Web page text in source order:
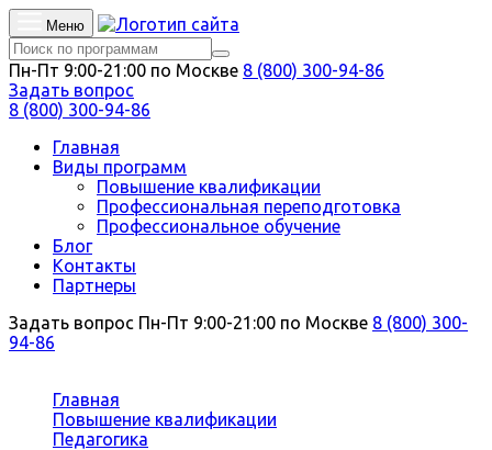
Меню
Пн-Пт 9:00-21:00 по Москве 8 (800) 300-94-86
Задать вопрос
8 (800) 300-94-86
Главная
Виды программ
Повышение квалификации
Профессиональная переподготовка
Профессиональное обучение
Блог
Контакты
Партнеры
Задать вопрос Пн-Пт 9:00-21:00 по Москве 8 (800) 300-
94-86
Главная
Повышение квалификации
Педагогика